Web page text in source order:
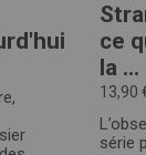
ce
la ...
13,90
série